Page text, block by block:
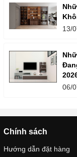
13/
06/
Chính sách
Hướng dẫn đặt hàng